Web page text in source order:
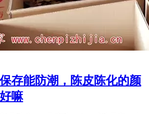
存能防潮，陈皮陈化的颜
嘛